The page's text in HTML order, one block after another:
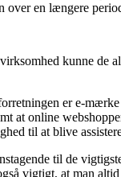
over en længere
kunne
er e-
at online
til at blive
til de
vigtigt, at man